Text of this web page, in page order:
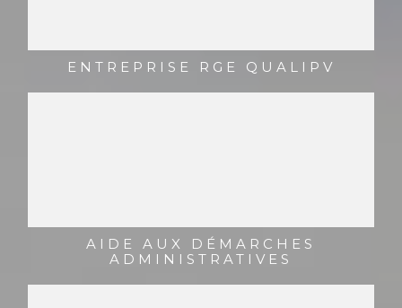
ENTREPRISE RGE QUALIPV
AIDE AUX DÉMARCHES
ADMINISTRATIVES